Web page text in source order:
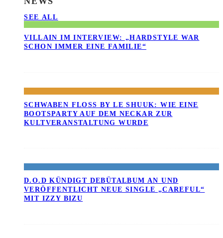
SEE ALL
VILLAIN IM INTERVIEW: „HARDSTYLE WAR
SCHON IMMER EINE FAMILIE“
SCHWABEN FLOSS BY LE SHUUK: WIE EINE B
OOTSPARTY AUF DEM NECKAR ZUR K
ULTVERANSTALTUNG WURDE
D.O.D KÜNDIGT DEBÜTALBUM AN UND
VERÖFFENTLICHT NEUE SINGLE „CAREFUL“
MIT IZZY BIZU